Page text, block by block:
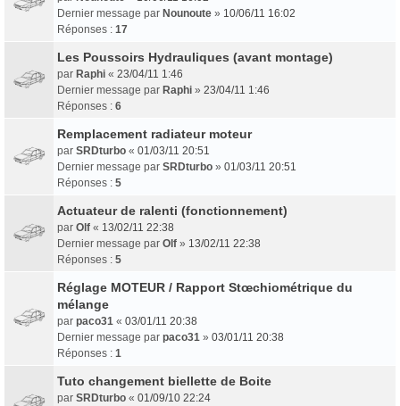
Dernier message par Nounoute » 10/06/11 16:02
Réponses : 17
Les Poussoirs Hydrauliques (avant montage)
par Raphi « 23/04/11 1:46
Dernier message par Raphi » 23/04/11 1:46
Réponses : 6
Remplacement radiateur moteur
par SRDturbo « 01/03/11 20:51
Dernier message par SRDturbo » 01/03/11 20:51
Réponses : 5
Actuateur de ralenti (fonctionnement)
par Olf « 13/02/11 22:38
Dernier message par Olf » 13/02/11 22:38
Réponses : 5
Réglage MOTEUR / Rapport Stœchiométrique du
mélange
par paco31 « 03/01/11 20:38
Dernier message par paco31 » 03/01/11 20:38
Réponses : 1
Tuto changement biellette de Boite
par SRDturbo « 01/09/10 22:24